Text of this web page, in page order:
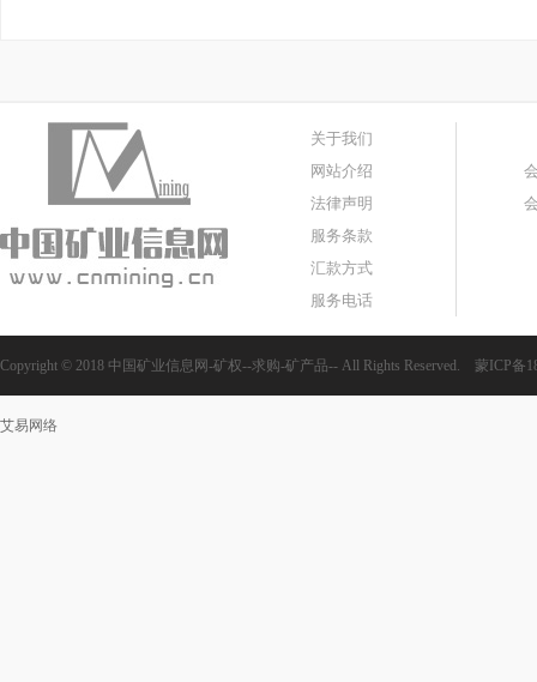
关于我们
网站介绍
法律声明
服务条款
汇款方式
服务电话
Copyright © 2018 中国矿业信息网-矿权--求购-矿产品-- All Rights Reserved. 蒙ICP备
艾易网络